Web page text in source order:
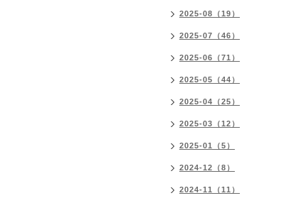
2025-08（19）
2025-07（46）
2025-06（71）
2025-05（44）
2025-04（25）
2025-03（12）
2025-01（5）
2024-12（8）
2024-11（11）